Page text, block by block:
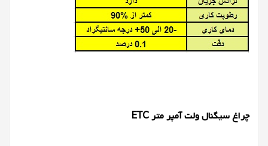
چراغ سیگنال ولت آمپر مترETC